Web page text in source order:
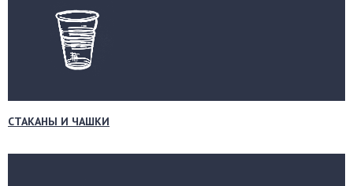
СТАКАНЫ И ЧАШКИ